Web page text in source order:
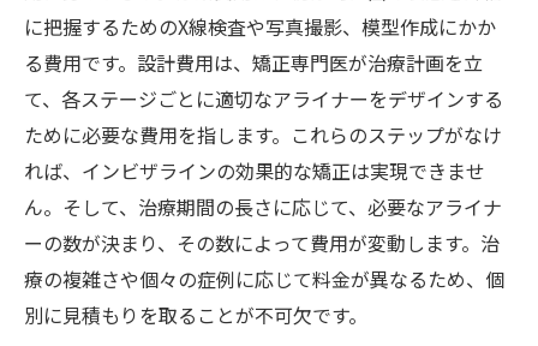
プと料金
治療途中の追加費用はどのように発生する
か
アフターケアにかかる費用とその重要性
各段階の費用を透明にする方法
診断からマウスピース作成までインビザライン
の費用詳細
診断から治療開始までの費用フロー
に把握するためのX線検査や写真撮影、模型作成にかか
る費用です。設計費用は、矯正専門医が治療計画を立
て、各ステージごとに適切なアライナーをデザインする
ために必要な費用を指します。これらのステップがなけ
れば、インビザラインの効果的な矯正は実現できませ
ん。そして、治療期間の長さに応じて、必要なアライナ
ーの数が決まり、その数によって費用が変動します。治
療の複雑さや個々の症例に応じて料金が異なるため、個
別に見積もりを取ることが不可欠です。